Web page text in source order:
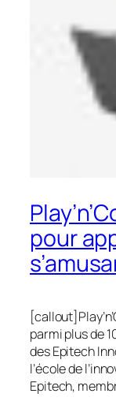
pour
parmi plus de
des Epitech
l’école de
Epitech,